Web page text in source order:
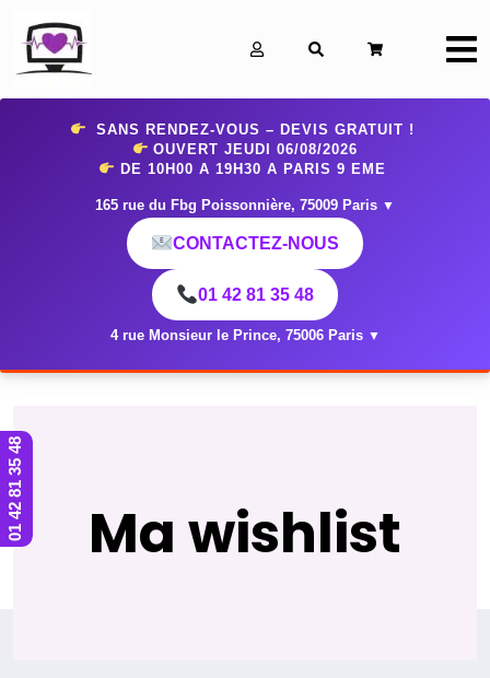
SANS RENDEZ-VOUS – DEVIS GRATUIT !
OUVERT JEUDI 06/08/2026
DE 10H00 A 19H30 A PARIS 9 EME
165 rue du Fbg Poissonnière, 75009 Paris ▼
CONTACTEZ-NOUS
01 42 81 35 48
4 rue Monsieur le Prince, 75006 Paris ▼
Ma wishlist
01 42 81 35 48